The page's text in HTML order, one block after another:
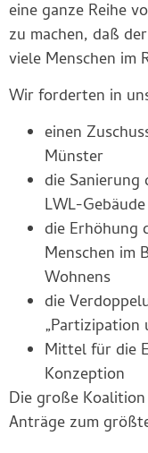
eine ganze Reihe
zu machen, daß
viele Menschen im
Wir forderten in
einen
Münster
die Sanierung
LWL-Gebäude
die Erhöhung
Menschen im
Wohnens
die
„Partizipation
Mittel für die
Konzeption
Die große
Anträge zum